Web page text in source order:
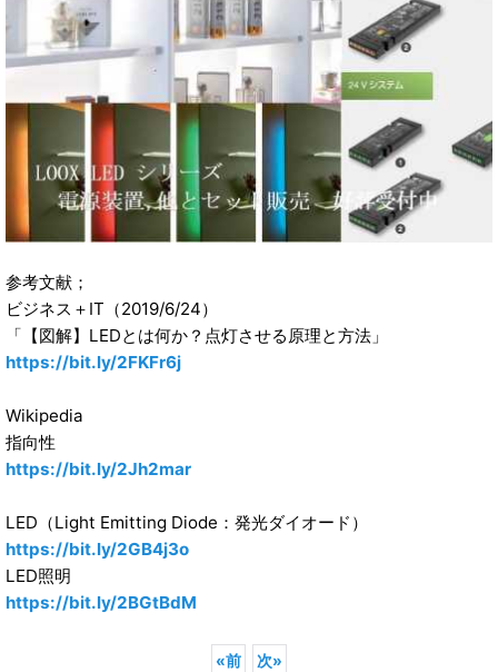
参考文献；
ビジネス＋IT（2019/6/24）
「【図解】LEDとは何か？点灯させる原理と方法」
https://bit.ly/2FKFr6j
Wikipedia
指向性
https://bit.ly/2Jh2mar
LED（Light Emitting Diode：発光ダイオード）
https://bit.ly/2GB4j3o
LED照明
https://bit.ly/2BGtBdM
«前 次»